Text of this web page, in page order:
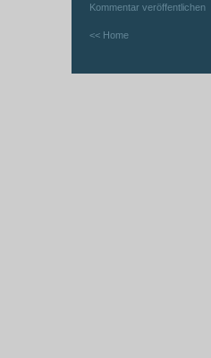
Kommentar veröffentlichen
<< Home